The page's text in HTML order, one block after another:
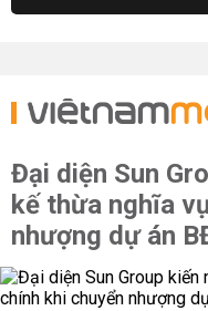
Đại diện Sun
kế thừa nghĩa
nhượng dự án